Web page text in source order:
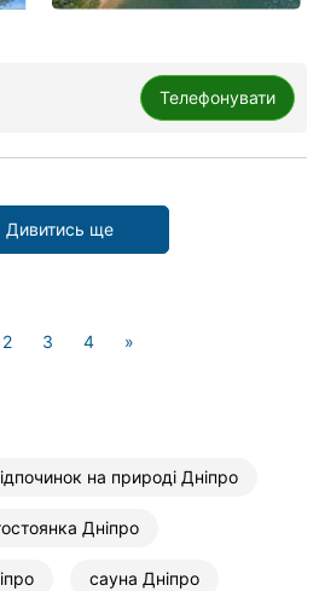
Телефонувати
Дивитись ще
2 3 4 »
на природі Дніпро
Дніпро
сауна Дніпро